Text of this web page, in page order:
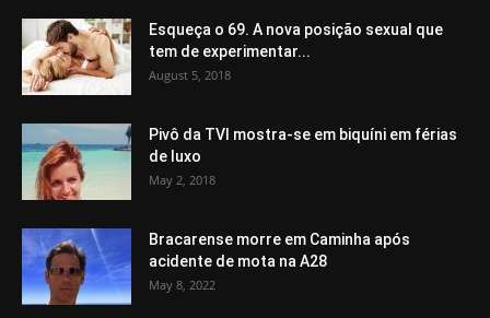
Esqueça o 69. A nova posição sexual que
tem de experimentar...
August 5, 2018
Pivô da TVI mostra-se em biquíni em férias
de luxo
May 2, 2018
Bracarense morre em Caminha após
acidente de mota na A28
May 8, 2022